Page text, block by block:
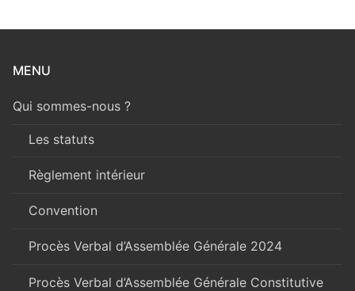
MENU
Qui sommes-nous ?
Les statuts
Règlement intérieur
Convention
Procès Verbal d’Assemblée Générale 2024
Procès Verbal d’Assemblée Générale Constitutive